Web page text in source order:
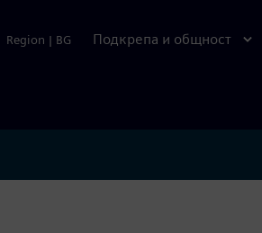
Region | BG Подкрепа и общност